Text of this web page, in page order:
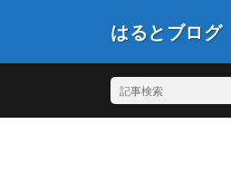
はるとブログ